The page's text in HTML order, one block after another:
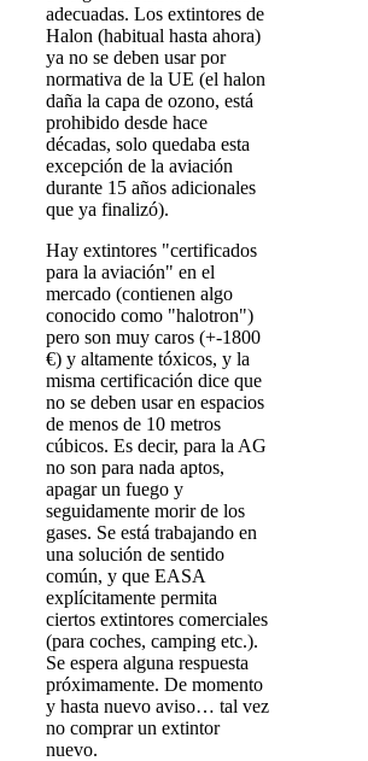
adecuadas. Los extintores de
Halon (habitual hasta ahora)
ya no se deben usar por
normativa de la UE (el halon
daña la capa de ozono, está
prohibido desde hace
décadas, solo quedaba esta
excepción de la aviación
durante 15 años adicionales
que ya finalizó).
Hay extintores "certificados
para la aviación" en el
mercado (contienen algo
conocido como "halotron")
pero son muy caros (+-1800
€) y altamente tóxicos, y la
misma certificación dice que
no se deben usar en espacios
de menos de 10 metros
cúbicos. Es decir, para la AG
no son para nada aptos,
apagar un fuego y
seguidamente morir de los
gases. Se está trabajando en
una solución de sentido
común, y que EASA
explícitamente permita
ciertos extintores comerciales
(para coches, camping etc.).
Se espera alguna respuesta
próximamente. De momento
y hasta nuevo aviso… tal vez
no comprar un extintor
nuevo.